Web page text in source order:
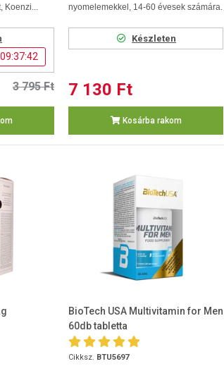
Koenzi...
3 795 Ft
nyomelemekkel, 14-60 évesek számára.
Készleten
7 130 Ft
Kosárba rakom
BioTech USA Multivitamin for Men
60db tabletta
Cikksz. BTU5697